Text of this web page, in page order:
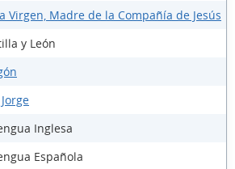
Virgen, Madre de la Compañía de Jesús
y León
Inglesa
Española